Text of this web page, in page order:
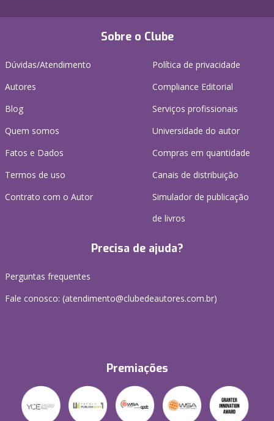
Sobre o Clube
Dúvidas/Atendimento
Autores
Blog
Quem somos
Fatos e Dados
Termos de uso
Contrato com o Autor
Política de privacidade
Compliance Editorial
Serviços profissionais
Universidade do autor
Compras em quantidade
Canais de distribuição
Simulador de publicação
de livros
Precisa de ajuda?
Perguntas frequentes
Fale conosco: (atendimento@clubedeautores.com.br)
Premiações